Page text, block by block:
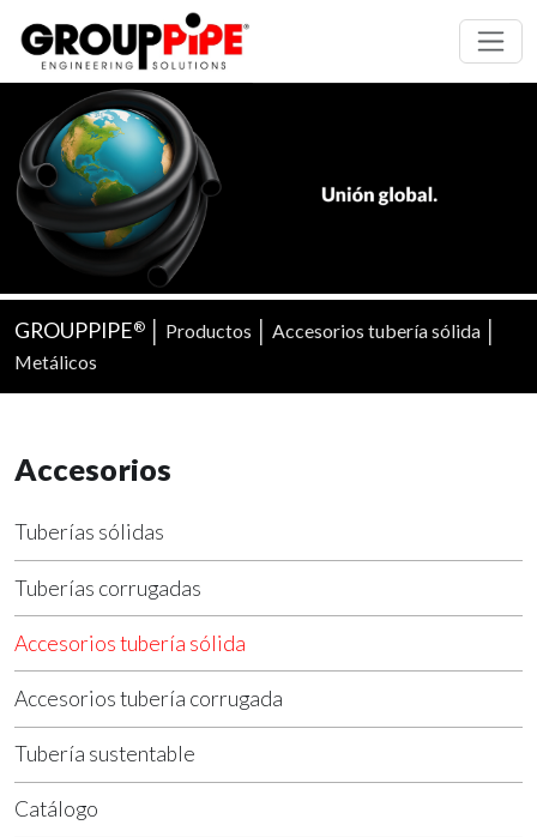
GROUPPIPE® Productos Accesorios tubería sólida
Metálicos
Accesorios
Tuberías sólidas
Tuberías corrugadas
Accesorios tubería sólida
Accesorios tubería corrugada
Tubería sustentable
Catálogo